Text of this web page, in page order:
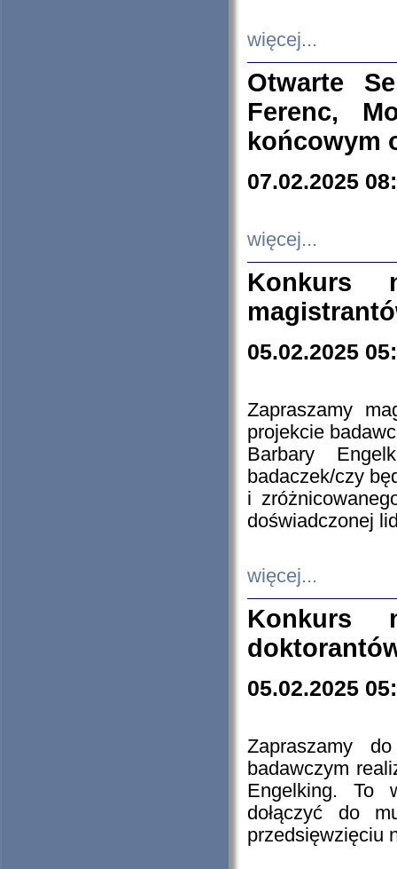
więcej...
Otwarte
Ferenc,
końcowym
07.02.2025
więcej...
Konkurs
05.02.2025
Zapraszamy
projekcie
Barbary
badaczek/czy
i
doświadczonej
więcej...
Konkurs
05.02.2025
Zapraszamy
badawczym
Engelking. To
dołączyć do
przedsięwzięciu